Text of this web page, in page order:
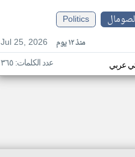
Politics
Jul 25, 2026
منذ ١٢ يوم
عربي عدد الكلمات: ٣٦٥